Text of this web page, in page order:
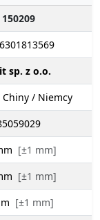
150209
sp. z o.o.
Chiny / Niemcy
[±1 mm]
[±1 mm]
[±1 mm]